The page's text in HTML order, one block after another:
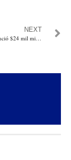
NEXT
Súper Salud, anunció $24 mil millones para clínicas y hospitales de Atlántico y Magdalena